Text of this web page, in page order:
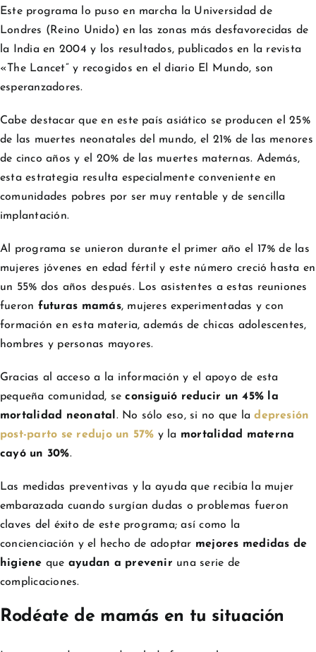
Este programa lo puso en marcha la Universidad de
Londres (Reino Unido) en las zonas más desfavorecidas de
la India en 2004 y los resultados, publicados en la revista
«The Lancet” y recogidos en el diario El Mundo, son
esperanzadores.
Cabe destacar que en este país asiático se producen el 25%
de las muertes neonatales del mundo, el 21% de las menores
de cinco años y el 20% de las muertes maternas. Además,
esta estrategia resulta especialmente conveniente en
comunidades pobres por ser muy rentable y de sencilla
implantación.
Al programa se unieron durante el primer año el 17% de las
mujeres jóvenes en edad fértil y este número creció hasta en
un 55% dos años después. Los asistentes a estas reuniones
fueron futuras mamás, mujeres experimentadas y con
formación en esta materia, además de chicas adolescentes,
hombres y personas mayores.
Gracias al acceso a la información y el apoyo de esta
pequeña comunidad, seconsiguió reducir un 45% la
mortalidad neonatal. No sólo eso, si no que ladepresión
post-parto se redujo un 57% y la mortalidad materna
cayó un 30%.
Las medidas preventivas y la ayuda que recibía la mujer
embarazada cuando surgían dudas o problemas fueron
claves del éxito de este programa; así como la
concienciación y el hecho de adoptar mejores medidas de
higiene que ayudan a prevenir una serie de
complicaciones.
Rodéate de mamás en tu situación